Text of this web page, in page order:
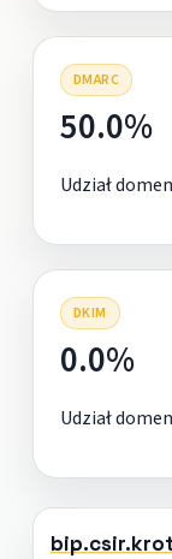
DMARC
50.0%
Udział
DKIM
0.0%
Udział